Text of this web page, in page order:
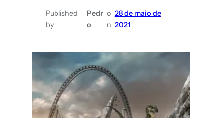
Published
by
Pedr
o
o
n
28 de maio de
2021